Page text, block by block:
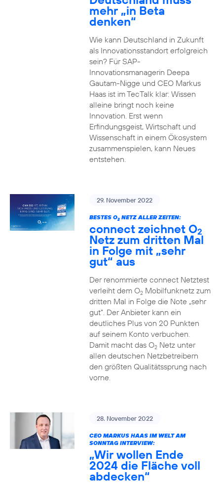
mehr „in Beta
denken“
Wie kann Deutschland in Zukunft
als Innovationsstandort erfolgreich
sein? Für SAP-
Innovationsmanagerin Deepa
Gautam-Nigge und CEO Markus
Haas ist im TecTalk klar: Wissen
alleine bringt noch keine
Innovation. Erst wenn
Erfindungsgeist, Wirtschaft und
Wissenschaft in einem Ökosystem
zusammenspielen, kann Neues
entstehen.
29. November 2022
BESTES O2NETZ ALLER ZEITEN:
connect zeichnet O2
Netz zum dritten Mal
in Folge mit „sehr
gut“ aus
Der renommierte connect Netztest
verleiht dem O2Mobilfunknetz zum
dritten Mal in Folge die Note „sehr
gut“. Der Anbieter kann ein
deutliches Plus von 20 Punkten
auf seinem Konto verbuchen.
Damit macht das O2Netz unter
allen deutschen Netzbetreibern
den größten Qualitätssprung nach
vorne.
28. November 2022
CEO MARKUS HAAS IM WELT AM
SONNTAG INTERVIEW:
„Wir wollen Ende
2024 die Fläche voll
abdecken“